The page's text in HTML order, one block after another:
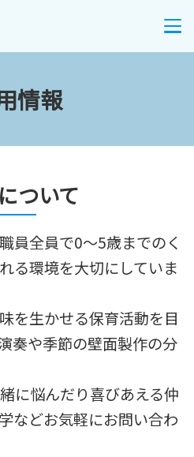
情報
ついて
員全員で0～5歳までのく
る環境を大切にしていま
を生かせる保育活動を目
奏や季節の壁面製作の分
に悩んだり喜びあえる仲
などお気軽にお問い合わ